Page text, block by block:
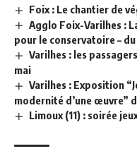
Foix : Le chantier de
Agglo Foix-Varilhes :
pour le conservatoire – du
Varilhes : les
mai
Varilhes : Exposition
modernité d’une œuvre”
Limoux (11) : soirée